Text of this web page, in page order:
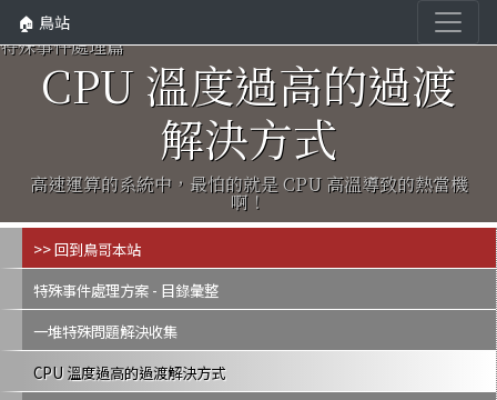
🏠 鳥站
特殊事件處理篇
CPU 溫度過高的過渡
解決方式
高速運算的系統中，最怕的就是 CPU 高溫導致的熱當機
啊！
>> 回到鳥哥本站
特殊事件處理方案 - 目錄彙整
一堆特殊問題解決收集
CPU 溫度過高的過渡解決方式